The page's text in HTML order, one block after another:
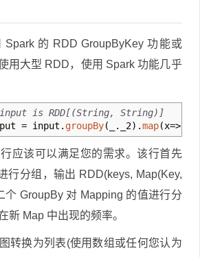
Spark 的 RDD GroupByKey 功能或
用大型 RDD，使用 Spark 功能几乎
input is RDD[(String, String)]
= input. groupBy( . 2) .map(x=>
应该可以满足您的需求。该行首先
行分组，输出 RDD(keys, Map(Key,
个 GroupBy 对 Mapping 的值进行分
新 Map 中出现的频率。
转换为列表(使用数组或任何您认为